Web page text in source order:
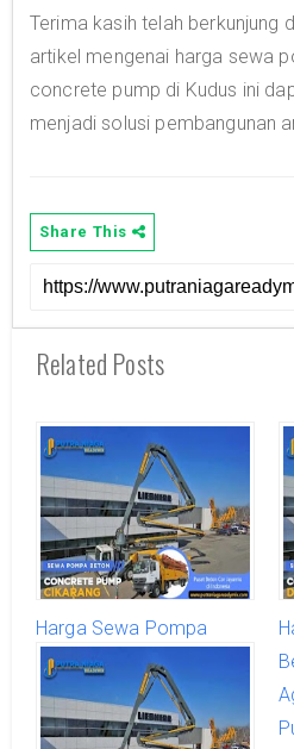
Terima kasih telah berkunjung
artikel mengenai harga sewa
concrete pump di Kudus ini
menjadi solusi pembangunan
Share This
Related Posts
Harga Sewa Pompa
Beton Cikarang
Terlengkap Agustus 2026
– Concrete Pump Murah